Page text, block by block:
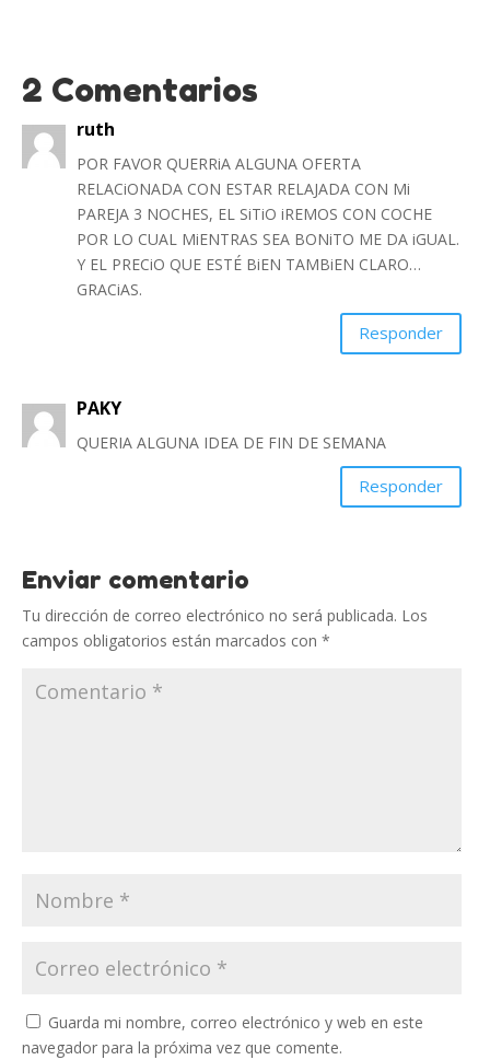
2 Comentarios
ruth
POR FAVOR QUERRiA ALGUNA OFERTA
RELACiONADA CON ESTAR RELAJADA CON Mi
PAREJA 3 NOCHES, EL SiTiO iREMOS CON COCHE
POR LO CUAL MiENTRAS SEA BONiTO ME DA iGUAL.
Y EL PRECiO QUE ESTÉ BiEN TAMBiEN CLARO…
GRACiAS.
Responder
PAKY
QUERIA ALGUNA IDEA DE FIN DE SEMANA
Responder
Enviar comentario
Tu dirección de correo electrónico no será publicada. Los
campos obligatorios están marcados con *
Guarda mi nombre, correo electrónico y web en este
navegador para la próxima vez que comente.